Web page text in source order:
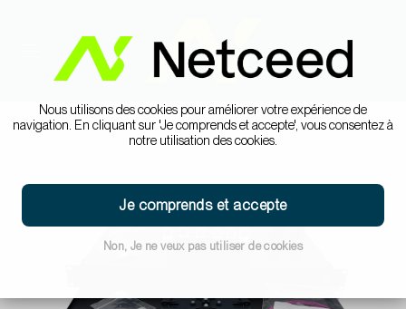
Nous utilisons des cookies pour améliorer votre expérience de
navigation. En cliquant sur 'Je comprends et accepte', vous consentez à
notre utilisation des cookies.
Je comprends et accepte
Non, Je ne veux pas utiliser de cookies